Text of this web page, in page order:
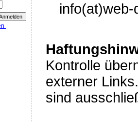
Kontrolle
externer
sind